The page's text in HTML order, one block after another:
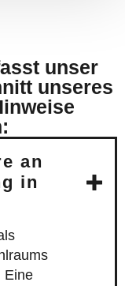
unser
unseres
an
in
Eine